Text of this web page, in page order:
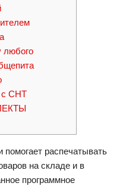
любого
с СНТ
распечатывать
на складе и в
программное